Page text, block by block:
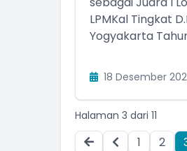
18 Desember
Halaman 3 dari 11
1 2